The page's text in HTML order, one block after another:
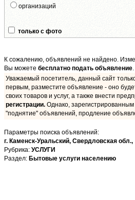
организаций
только с фото
К сожалению, объявлений не найдено.
Вы можете бесплатно подать объявление.
Уважаемый посетитель, данный сайт
первым, разместите объявление - оно
своих товаров и услуг, а также внести
регистрации. Однако,
"поднятие" объявлений, продление
Параметры поиска объявлений:
г. Каменск-Уральский, Свердловская обл.,
Рубрика: УСЛУГИ
Раздел: Бытовые услуги населению